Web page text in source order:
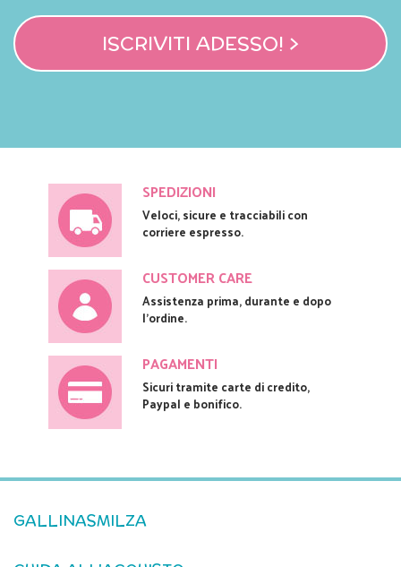
ISCRIVITI ADESSO! >
SPEDIZIONI
Veloci, sicure e tracciabili con
corriere espresso.
CUSTOMER CARE
Assistenza prima, durante e dopo
l'ordine.
PAGAMENTI
Sicuri tramite carte di credito,
Paypal e bonifico.
GALLINASMILZA